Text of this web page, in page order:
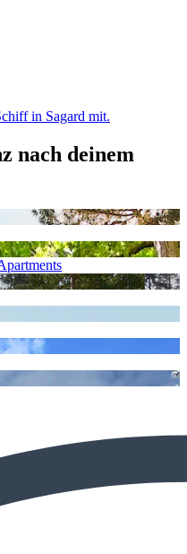
in Sagard mit.
nach deinem